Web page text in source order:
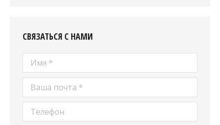
СВЯЗАТЬСЯ С НАМИ
Имя *
Ваша почта *
Телефон